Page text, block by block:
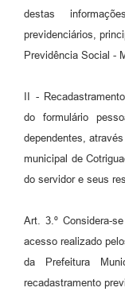
destas
previdenciários,
Previdência Social -
II -
do formulário
dependentes,
municipal de
do servidor e seus
Art. 3.º Considera-
acesso realizado
da Prefeitura
recadastramento